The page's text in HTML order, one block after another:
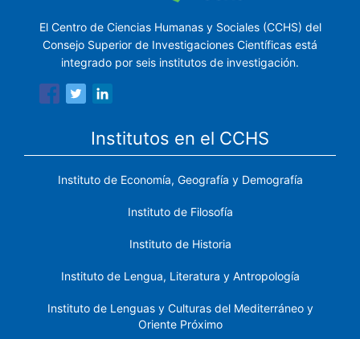
El Centro de Ciencias Humanas y Sociales (CCHS) del
Consejo Superior de Investigaciones Científicas está
integrado por seis institutos de investigación.
Institutos en el CCHS
Instituto de Economía, Geografía y Demografía
Instituto de Filosofía
Instituto de Historia
Instituto de Lengua, Literatura y Antropología
Instituto de Lenguas y Culturas del Mediterráneo y
Oriente Próximo